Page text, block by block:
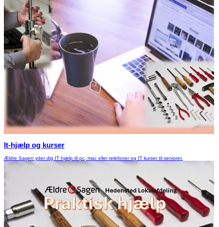
It-hjælp og kurser
Ældre Sagen yder dig IT hjælp til pc, mac eller telefoner og IT kurser til seniorer.